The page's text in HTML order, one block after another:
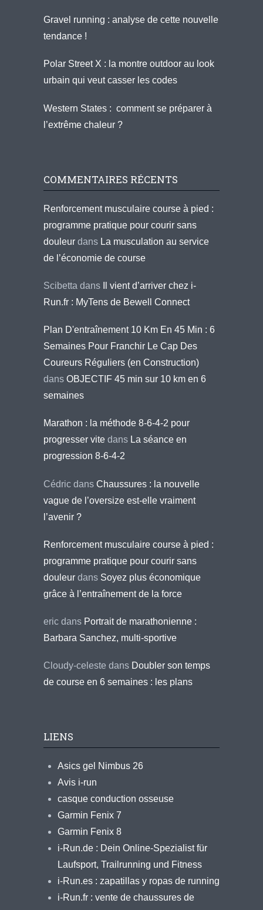
Gravel running : analyse de cette nouvelle
tendance !
Polar Street X : la montre outdoor au look
urbain qui veut casser les codes
Western States : comment se préparer à
l’extrême chaleur ?
COMMENTAIRES RÉCENTS
Renforcement musculaire course à pied :
programme pratique pour courir sans
douleur dans La musculation au service
de l’économie de course
Scibetta dans
Il vient d’arriver chez i-
Run.fr : MyTens de Bewell Connect
Plan D'entraînement 10 Km En 45 Min : 6
Semaines Pour Franchir Le Cap Des
Coureurs Réguliers (en Construction)
dans OBJECTIF 45 min sur 10 km en 6
semaines
Marathon : la méthode 8-6-4-2 pour
progresser vite dans La séance en
progression 8-6-4-2
Cédric dans Chaussures : la nouvelle
vague de l’oversize est-elle vraiment
l’avenir ?
Renforcement musculaire course à pied :
programme pratique pour courir sans
douleur dans Soyez plus économique
grâce à l’entraînement de la force
eric dans Portrait de marathonienne :
Barbara Sanchez, multi-sportive
Cloudy-celeste dans Doubler son temps
de course en 6 semaines : les plans
LIENS
Asics gel Nimbus 26
Avis i-run
casque conduction osseuse
Garmin Fenix 7
Garmin Fenix 8
i-Run.de : Dein Online-Spezialist für
Laufsport, Trailrunning und Fitness
i-Run.es : zapatillas y ropas de running
i-Run.fr : vente de chaussures de